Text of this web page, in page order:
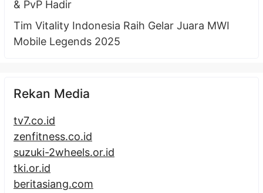
& PvP Hadir
Tim Vitality Indonesia Raih Gelar Juara MWI
Mobile Legends 2025
Rekan Media
tv7.co.id
zenfitness.co.id
suzuki-2wheels.or.id
tki.or.id
beritasiang.com